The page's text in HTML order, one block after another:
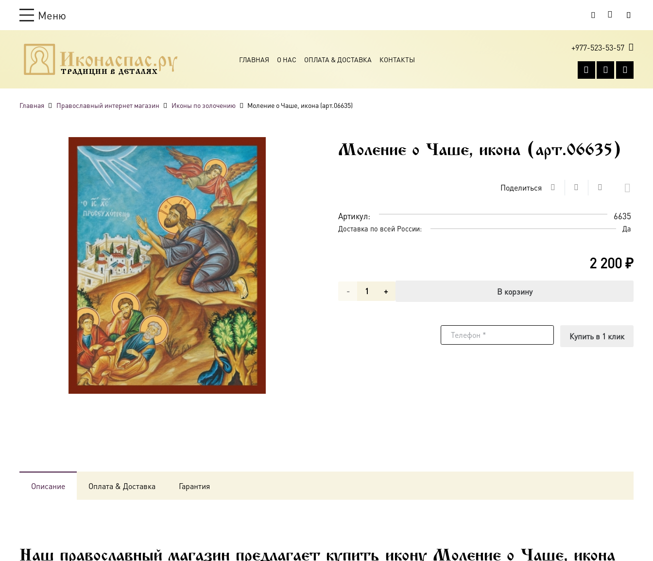
Меню
ТРАДИЦИИ В ДЕТАЛЯХ
ГЛАВНАЯ О НАС ОПЛАТА & ДОСТАВКА КОНТАКТЫ
+977-523-53-57
Главная Православный интернет магазин Иконы по золочению Моление о Чаше, икона (арт.06635)
Моление о Чаше, икона (арт.06635)
Поделиться
Артикул: 6635
Доставка по всей России: Да
2 200₽
Количество
В корзину
Купить в 1 клик
Описание Оплата & Доставка Гарантия
Наш православный магазин предлагает купить икону Моление о Чаше, икона